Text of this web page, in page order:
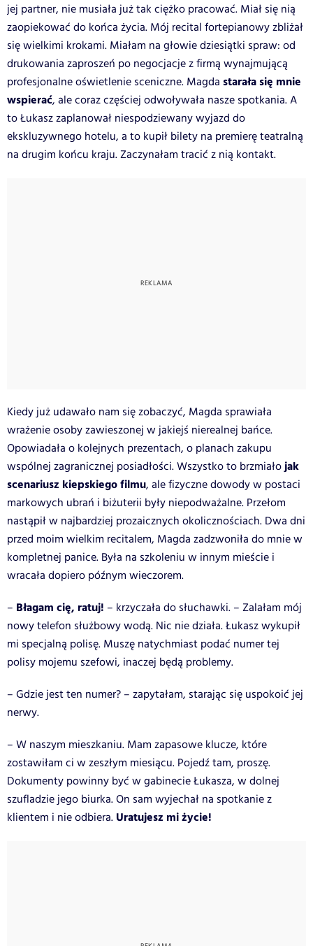
jej partner, nie musiała już tak ciężko pracować. Miał się nią
zaopiekować do końca życia. Mój recital fortepianowy zbliżał
się wielkimi krokami. Miałam na głowie dziesiątki spraw: od
drukowania zaproszeń po negocjacje z firmą wynajmującą
profesjonalne oświetlenie sceniczne. Magda starała się mnie
wspierać, ale coraz częściej odwoływała nasze spotkania. A
to Łukasz zaplanował niespodziewany wyjazd do
ekskluzywnego hotelu, a to kupił bilety na premierę teatralną
na drugim końcu kraju. Zaczynałam tracić z nią kontakt.
Kiedy już udawało nam się zobaczyć, Magda sprawiała
wrażenie osoby zawieszonej w jakiejś nierealnej bańce.
Opowiadała o kolejnych prezentach, o planach zakupu
wspólnej zagranicznej posiadłości. Wszystko to brzmiałojak
scenariusz kiepskiego filmu, ale fizyczne dowody w postaci
markowych ubrań i biżuterii były niepodważalne. Przełom
nastąpił w najbardziej prozaicznych okolicznościach. Dwa dni
przed moim wielkim recitalem, Magda zadzwoniła do mnie w
kompletnej panice. Była na szkoleniu w innym mieście i
wracała dopiero późnym wieczorem.
– Błagam cię, ratuj! – krzyczała do słuchawki. – Zalałam mój
nowy telefon służbowy wodą. Nic nie działa. Łukasz wykupił
mi specjalną polisę. Muszę natychmiast podać numer tej
polisy mojemu szefowi, inaczej będą problemy.
– Gdzie jest ten numer? – zapytałam, starając się uspokoić jej
nerwy.
– W naszym mieszkaniu. Mam zapasowe klucze, które
zostawiłam ci w zeszłym miesiącu. Pojedź tam, proszę.
Dokumenty powinny być w gabinecie Łukasza, w dolnej
szufladzie jego biurka. On sam wyjechał na spotkanie z
klientem i nie odbiera. Uratujesz mi życie!